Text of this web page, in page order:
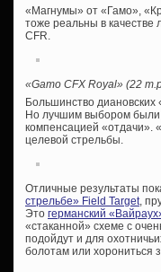
«Магнумы» от «Гамо»,
тоже реальны в качестве
CFR.
«Gamo CFX Royal» (22 т
Большинство диановских
Но лучшим выбором были
компенсацией «отдачи».
целевой стрельбы.
Отличные результаты
стрельбе» Field Target ,
Это германский
«стаканной» схеме с
подойдут и для
болотам или хорониться